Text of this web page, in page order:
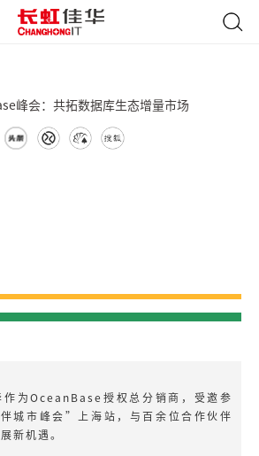
峰会：共拓数据库生态增量市场
作为OceanBase授权总分销商，受邀参
城市峰会”上海站，与百余位合作伙伴
新机遇。